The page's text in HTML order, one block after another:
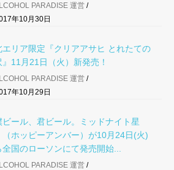
PARADISE 運営
年10月30日
エリア限定『クリアアサヒ とれたての
』11月21日（火）新発売！
PARADISE 運営
年10月29日
ビール、君ビール。ミッドナイト星
（ホッピーアンバー）が10月24日(火)
全国のローソンにて発売開始...
PARADISE 運営